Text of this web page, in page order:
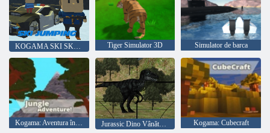
KOGAMA SKI SKIGING !! Tiger Simulator 3D Simulator de barca
Kogama: Aventura în junglă Jurassic Dino Vânătoare Kogama: Cubecraft